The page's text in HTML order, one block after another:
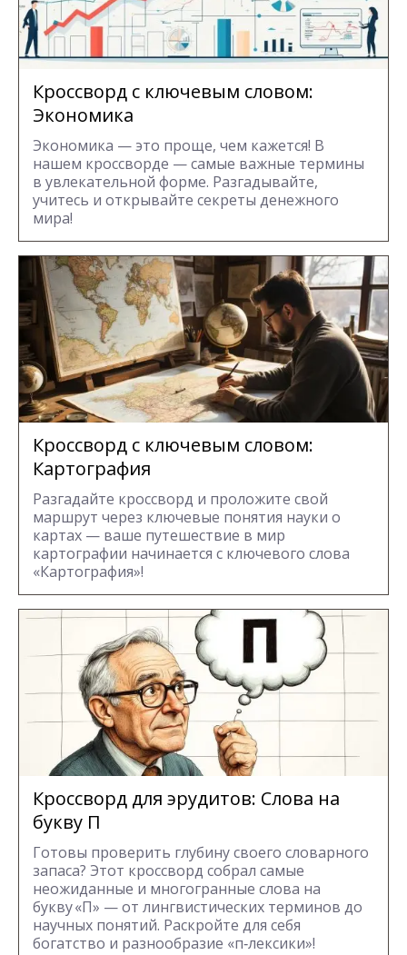
Кроссворд с ключевым словом:
Экономика
Экономика — это проще, чем кажется! В
нашем кроссворде — самые важные термины
в увлекательной форме. Разгадывайте,
учитесь и открывайте секреты денежного
мира!
Кроссворд с ключевым словом:
Картография
Разгадайте кроссворд и проложите свой
маршрут через ключевые понятия науки о
картах — ваше путешествие в мир
картографии начинается с ключевого слова
«Картография»!
Кроссворд для эрудитов: Cлова на
букву П
Готовы проверить глубину своего словарного
запаса? Этот кроссворд собрал самые
неожиданные и многогранные слова на
букву «П» — от лингвистических терминов до
научных понятий. Раскройте для себя
богатство и разнообразие «п‑лексики»!